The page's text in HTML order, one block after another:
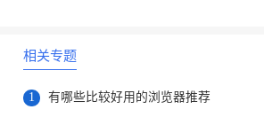
相关专题
1 有哪些比较好用的浏览器推荐